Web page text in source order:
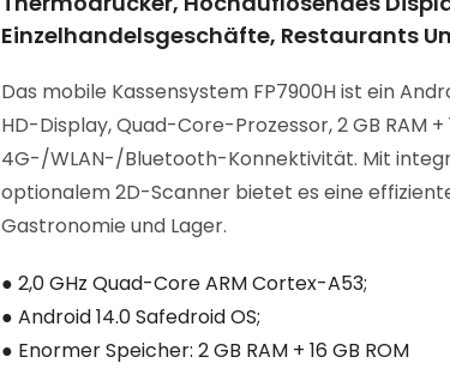
Einzelhandelsgeschäfte, Restaurants
Das mobile Kassensystem FP7900H ist ein
HD-Display, Quad-Core-Prozessor, 2 GB RAM +
4G-/WLAN-/Bluetooth-Konnektivität. Mit
optionalem 2D-Scanner bietet es eine
Gastronomie und Lager.
● 2,0 GHz Quad-Core ARM Cortex-A53;
● Android 14.0 Safedroid OS;
● Enormer Speicher: 2 GB RAM + 16 GB ROM